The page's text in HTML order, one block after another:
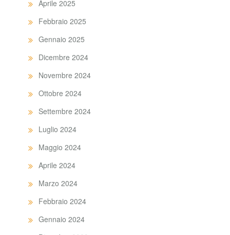
Aprile 2025
Febbraio 2025
Gennaio 2025
Dicembre 2024
Novembre 2024
Ottobre 2024
Settembre 2024
Luglio 2024
Maggio 2024
Aprile 2024
Marzo 2024
Febbraio 2024
Gennaio 2024